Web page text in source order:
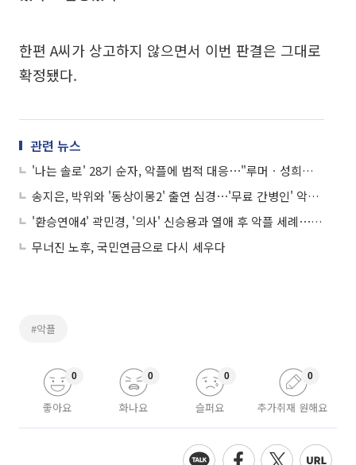
한편 A씨가 상고하지 않으면서 이번 판결은 그대로
확정됐다.
관련 뉴스
'나는 솔로' 28기 순자, 악플에 법적 대응⋯"루머ㆍ성희롱 못 참아"
송지은, 박위와 '동상이몽2' 출연 심경⋯'무료 간병인' 악플 직접 언급
'환승연애4' 곽민경, '의사' 신승용과 열애 후 악플 세례⋯"법적 대응 시작"
무너진 노후, 국민연금으로 다시 세우다
#악플
좋아요
0
화나요
0
슬퍼요
0
추가취재 원해요
0